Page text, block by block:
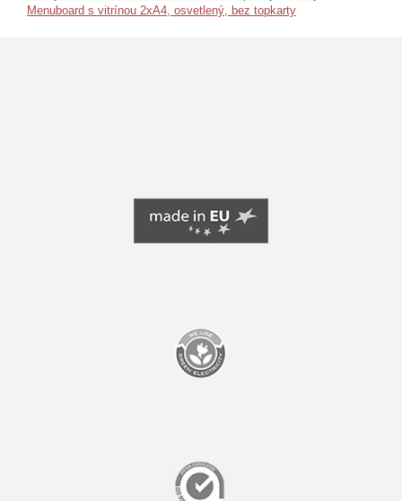
Menuboard s vitrínou 2xA4, osvetlený, bez topkarty